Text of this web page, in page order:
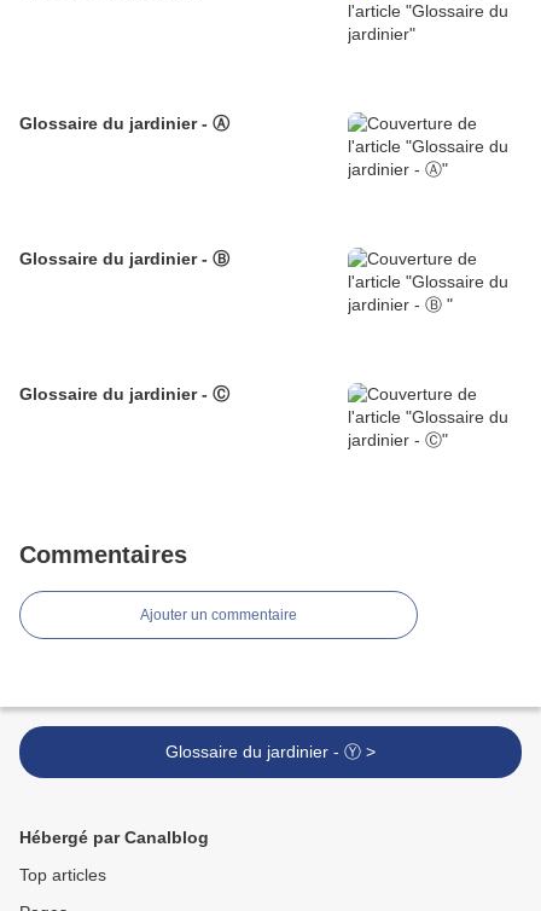
Glossaire du jardinier - Ⓐ
Glossaire du jardinier - Ⓑ
Glossaire du jardinier - Ⓒ
Commentaires
Ajouter un commentaire
Glossaire du jardinier - Ⓨ >
Hébergé par Canalblog
Top articles